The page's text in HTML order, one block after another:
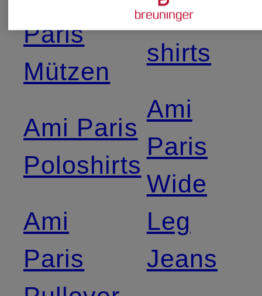
Paris
Mützen
Ami Paris
Poloshirts
Ami
Paris
Paris T-
shirts
Ami
Paris
Wide
Leg
Jeans